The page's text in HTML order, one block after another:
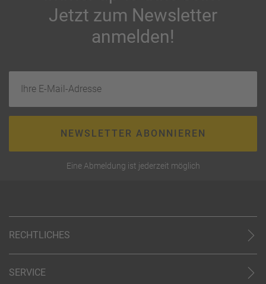
Jetzt zum Newsletter
anmelden!
NEWSLETTER ABONNIEREN
Eine Abmeldung ist jederzeit möglich
RECHTLICHES
Datenschutz
SERVICE